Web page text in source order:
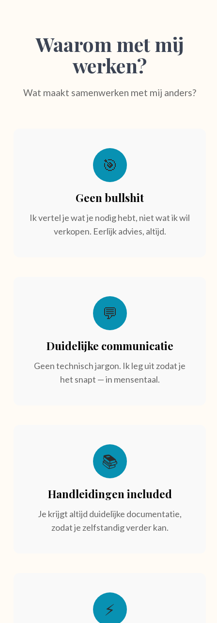
Waarom met mij
werken?
Wat maakt samenwerken met mij anders?
🎯
Geen bullshit
Ik vertel je wat je nodig hebt, niet wat ik wil
verkopen. Eerlijk advies, altijd.
💬
Duidelijke communicatie
Geen technisch jargon. Ik leg uit zodat je
het snapt — in mensentaal.
📚
Handleidingen included
Je krijgt altijd duidelijke documentatie,
zodat je zelfstandig verder kan.
⚡